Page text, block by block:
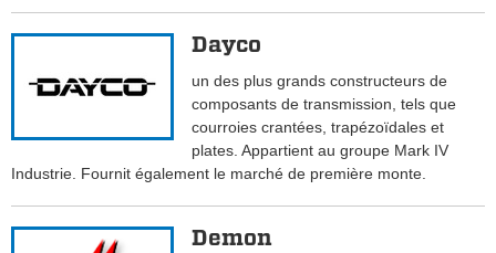
Dayco
un des plus grands constructeurs de
composants de transmission, tels que
courroies crantées, trapézoïdales et
plates. Appartient au groupe Mark IV
Industrie. Fournit également le marché de première monte.
Demon